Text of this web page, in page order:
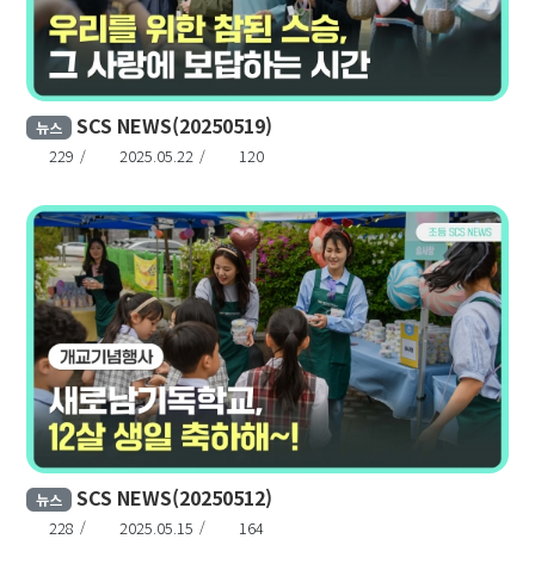
뉴스 SCS NEWS(20250519)
229 2025.05.22 120
뉴스 SCS NEWS(20250512)
228 2025.05.15 164